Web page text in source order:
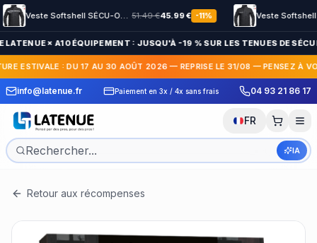
Veste Softshell SÉCU-ONE HV-TAPE Sécurité Privée noir 51.49€45.99€ -11%
LATENUE × A10 ÉQUIPEMENT : JUSQU'À -19 % SUR LES TENUES DE
ESTIVALE : DU 17 AU 30 AOÛT 2026 — REPRISE LE 31/08 — PENSEZ À
info@latenue.fr
en France et
Paiement en 3x / 4x sans frais
30 jours pour
04 93 21 86 17
FR
IA
Retour aux récompenses